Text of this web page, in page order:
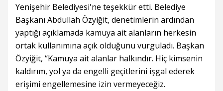
Yenişehir Belediyesi'ne teşekkür etti. Belediye
Başkanı Abdullah Özyiğit, denetimlerin ardından
yaptığı açıklamada kamuya ait alanların herkesin
ortak kullanımına açık olduğunu vurguladı. Başkan
Özyiğit, “Kamuya ait alanlar halkındır. Hiç kimsenin
kaldırım, yol ya da engelli geçitlerini işgal ederek
erişimi engellemesine izin vermeyeceğiz.